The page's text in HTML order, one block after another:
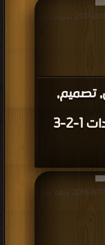
تصميم,
2016-2017, تدريبات على الوحدات 1-2-3
قراءة و تحميل كتاب الصف السادس, الفصل الأول, تصميم, 2016-2017, تدريبات على
قراءة و تحميل كتاب الصف السادس, الفصل الثالث, تصميم, 2017-2018, ورقة عمل